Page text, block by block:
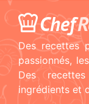
Chef
Des recettes
passionnés,
Des
ingrédients et